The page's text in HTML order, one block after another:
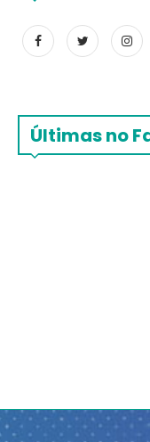
Últimas no